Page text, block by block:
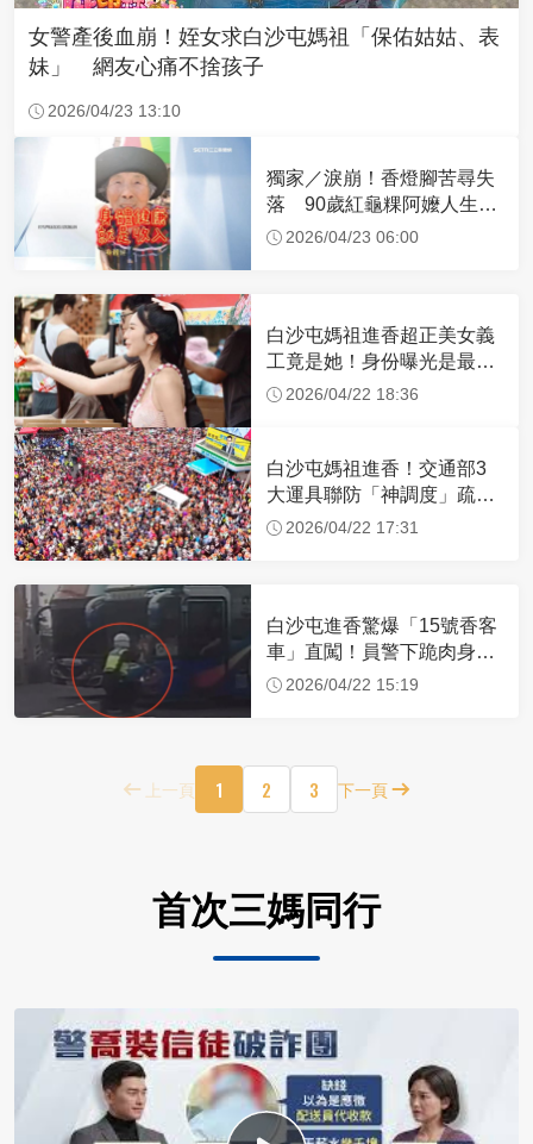
女警產後血崩！姪女求白沙屯媽祖「保佑姑姑、表
妹」 網友心痛不捨孩子
2026/04/23 13:10
獨家／淚崩！香燈腳苦尋失
落 90歲紅龜粿阿嬤人生謝
幕2026/04/23 06:00
白沙屯媽祖進香超正美女義
工竟是她！身份曝光是最美
禮生 一輩子不結婚
2026/04/22 18:36
白沙屯媽祖進香！交通部3
大運具聯防「神調度」疏運
32.1萬創新高
2026/04/22 17:31
白沙屯進香驚爆「15號香客
車」直闖！員警下跪肉身擋
車：讓行人先過
2026/04/22 15:19
上一頁 1 2 3 下一頁
首次三媽同行